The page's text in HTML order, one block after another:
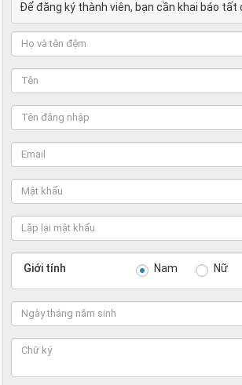
Để đăng ký thành viên, bạn cần khai báo
Giới tính Nam Nữ